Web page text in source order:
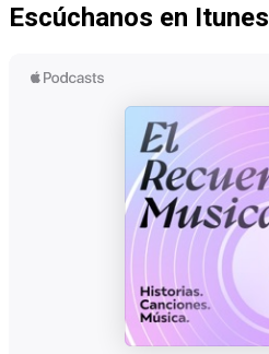
Escúchanos en Itunes